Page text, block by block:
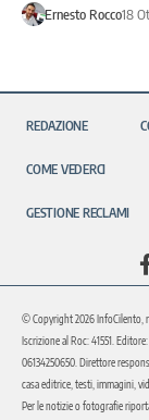
Ernesto Rocco18
REDAZIONE
COME VEDERCI
GESTIONE RECLAMI
© Copyright 2026 InfoCilento,
Iscrizione al Roc: 41551.
06134250650. Direttore
casa editrice, testi, immagini,
Per le notizie o fotografie